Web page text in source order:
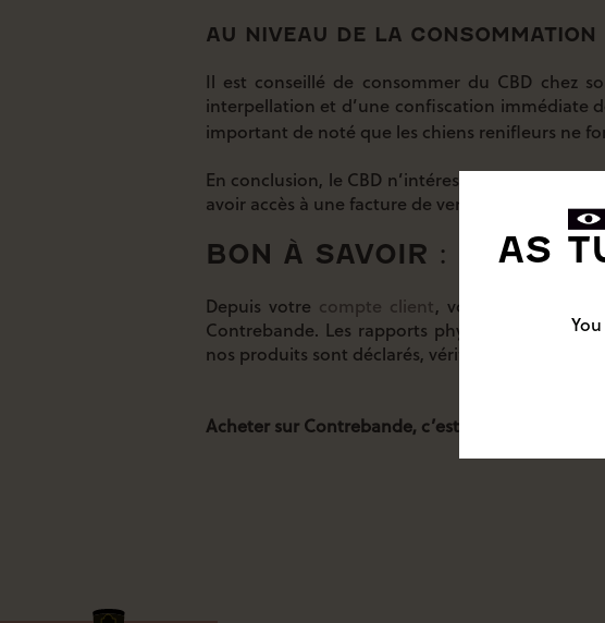
AS
AU NIVEAU DE LA
Il est conseillé de consommer du CBD chez
interpellation et d’une confiscation immédiate
important de noté que les chiens renifleurs ne
En conclusion, le CBD n’intéresse pas la
avoir accès à une facture de vente (numérique
BON À SAVOIR :
Depuis votre compte client, vous avez accès
Contrebande. Les rapports physico-
nos produits sont déclarés, vérifiés et vendu
Acheter sur Contrebande, c’est la garantie d’être